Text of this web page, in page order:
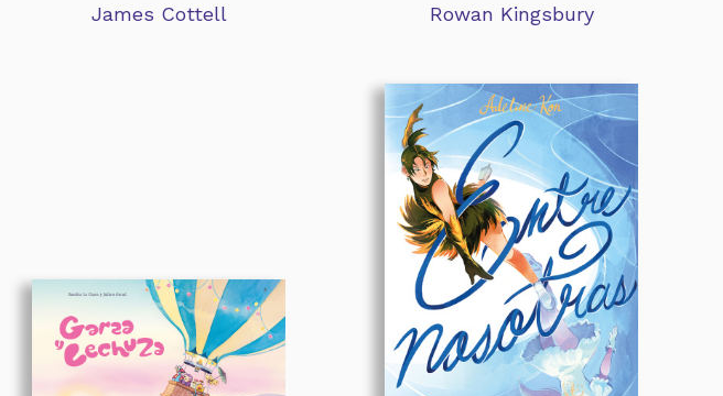
James Cottell Rowan Kingsbury